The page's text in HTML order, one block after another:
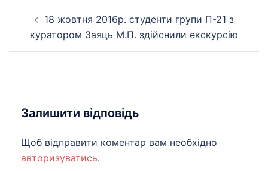
запису
18 жовтня 2016р. студенти групи П-21 з
куратором Заяць М.П. здійснили екскурсію
Залишити відповідь
Щоб відправити коментар вам необхідно
авторизуватись.